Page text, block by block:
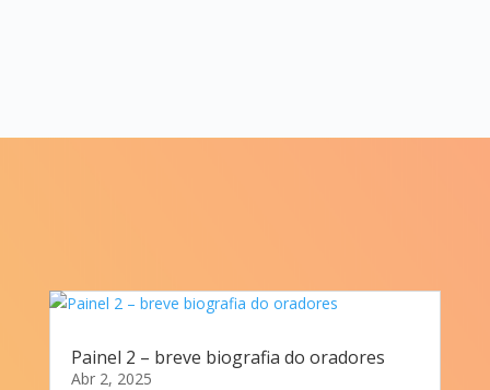
Painel 2 – breve biografia do oradores
Abr 2, 2025